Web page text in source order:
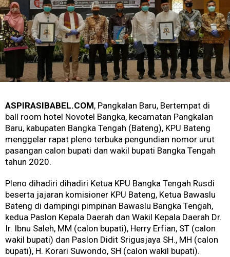
ASPIRASIBABEL.COM, Pangkalan Baru, Bertempat di
ball room hotel Novotel Bangka, kecamatan Pangkalan
Baru, kabupaten Bangka Tengah (Bateng), KPU Bateng
menggelar rapat pleno terbuka pengundian nomor urut
pasangan calon bupati dan wakil bupati Bangka Tengah
tahun 2020.
Pleno dihadiri dihadiri Ketua KPU Bangka Tengah Rusdi
beserta jajaran komisioner KPU Bateng, Ketua Bawaslu
Bateng di dampingi pimpinan Bawaslu Bangka Tengah,
kedua Paslon Kepala Daerah dan Wakil Kepala Daerah Dr.
Ir. Ibnu Saleh, MM (calon bupati), Herry Erfian, ST (calon
wakil bupati) dan Paslon Didit Srigusjaya SH., MH (calon
bupati), H. Korari Suwondo, SH (calon wakil bupati).